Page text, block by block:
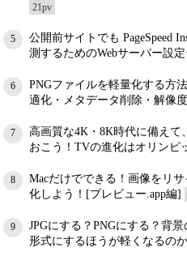
21pv
5
公開前サイトでも PageSpeed
測するためのWebサーバー設
6
PNGファイルを軽量化する方
適化・メタデータ削除・解像
7
高画質な4K・8K時代に備えて
おこう！TVの進化はオリンピ
8
Macだけでできる！画像をリ
化しよう！[プレビュー.app編]
9
JPGにする？PNGにする？背
形式にするほうが軽くなるの